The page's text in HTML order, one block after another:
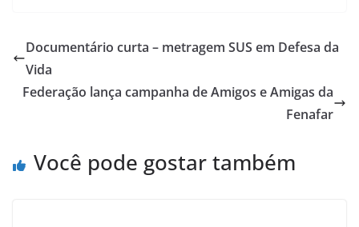
b
o
er e
Documentário curta – metragem SUS em Defesa da
Vida
Federação lança campanha de Amigos e Amigas da
Fenafar
Você pode gostar também